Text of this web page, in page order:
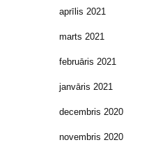
aprīlis 2021
marts 2021
februāris 2021
janvāris 2021
decembris 2020
novembris 2020